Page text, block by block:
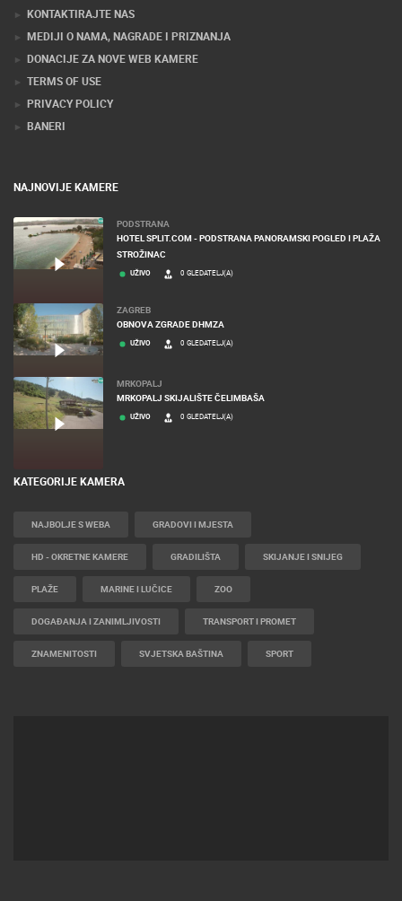
KONTAKTIRAJTE NAS
MEDIJI O NAMA, NAGRADE I PRIZNANJA
DONACIJE ZA NOVE WEB KAMERE
TERMS OF USE
PRIVACY POLICY
BANERI
NAJNOVIJE KAMERE
PODSTRANA
HOTEL SPLIT.COM - PODSTRANA PANORAMSKI POGLED I PLAŽA
STROŽINAC
UŽIVO 0 GLEDATELJ(A)
ZAGREB
OBNOVA ZGRADE DHMZA
UŽIVO 0 GLEDATELJ(A)
MRKOPALJ
MRKOPALJ SKIJALIŠTE ČELIMBAŠA
UŽIVO 0 GLEDATELJ(A)
KATEGORIJE KAMERA
NAJBOLJE S WEBA GRADOVI I MJESTA
HD - OKRETNE KAMERE GRADILIŠTA SKIJANJE I SNIJEG
PLAŽE MARINE I LUČICE ZOO
DOGAĐANJA I ZANIMLJIVOSTI TRANSPORT I PROMET
ZNAMENITOSTI SVJETSKA BAŠTINA SPORT